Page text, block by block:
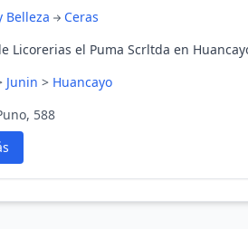
Belleza
Ceras
Licorerias el Puma Scrltda en
Junin > Huancayo
588